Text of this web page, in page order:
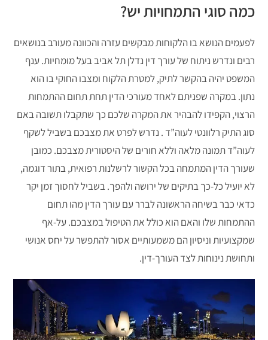
כמה סוגי התמחויות יש?
לפעמים הנושא בו הלקוחות מבקשים עזרה והכוונה מעורב בנושאים
רבים ונדרש ניתוח של עורך דין נדלן תל אביב בעל מומחיות. ענף
המשפט יהיה בהקשר לתיק, למטרת הלקוח ומצבו החוקי בו הוא
נתון. במקרה שפניתם לאחד מעורכי הדין תחת תחום ההתמחות
הרצוי, הקפידו להבהיר את המקרה שלכם כך שתקבלו תשובה באם
סוג התיק רלוונטי לעוה”ד . נדרש לפרט את מצבכם בשביל לשקף
לעוה”ד תמונה מלאה וללא חורים של היסטורית מצבכם. כמובן
שעורך הדין המתמחה בכל הקשור לרשלנות רפואית, בתור דוגמה,
לא יועיל כל-כך בתיקים של ירושה ולהפך. בשביל לחסוך זמן יקר
כדאי כבר בשיחה הראשונה לברר עם עורך הדין מהו תחום
ההתמחות שלו והאם הוא כולל את הטיפול במצבכם. על-אף
שמקצועיות וניסיון הם משמעותיים אסור להתפשר על יחס אנושי
ותחושת נינוחות לצד העורך-דין.